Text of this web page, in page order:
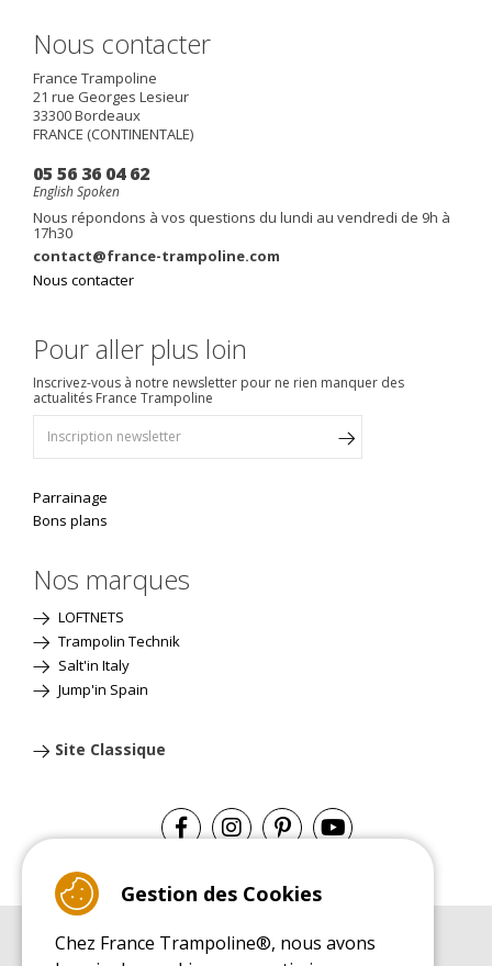
Nous contacter
France Trampoline
21 rue Georges Lesieur
33300Bordeaux
FRANCE (CONTINENTALE)
05 56 36 04 62
English Spoken
Nous répondons à vos questions du lundi au vendredi de 9h à
17h30
contact@france-trampoline.com
Nous contacter
Pour aller plus loin
Inscrivez-vous à notre newsletter pour ne rien manquer des
actualités France Trampoline
Parrainage
Bons plans
Nos marques
LOFTNETS
Trampolin Technik
Salt'in Italy
Jump'in Spain
Site Classique
Gestion des Cookies
Chez France Trampoline®, nous avons